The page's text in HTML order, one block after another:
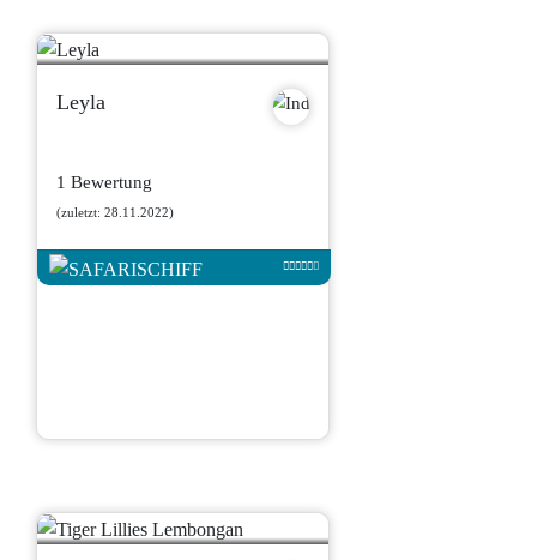
Leyla
1 Bewertung
(zuletzt: 28.11.2022)